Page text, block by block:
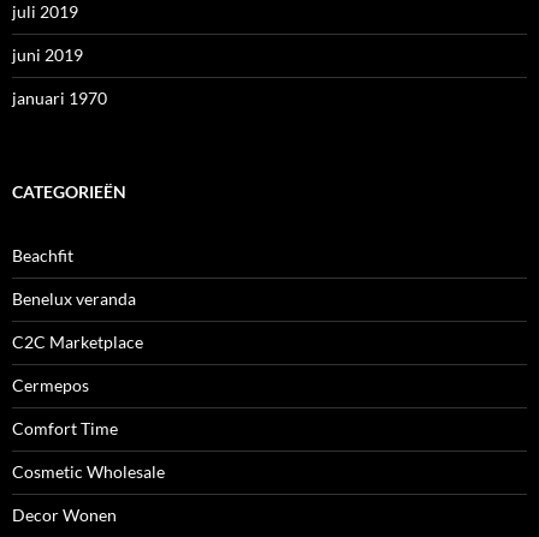
juli 2019
juni 2019
januari 1970
CATEGORIEËN
Beachfit
Benelux veranda
C2C Marketplace
Cermepos
Comfort Time
Cosmetic Wholesale
Decor Wonen